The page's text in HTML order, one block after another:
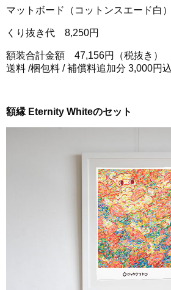
マットボード（コットンスエード白
くり抜き代 8,250円
額装合計金額 47,156円（税抜き）
送料 /梱包料 / 補償料追加分 3,000円
額縁 Eternity Whiteのセット